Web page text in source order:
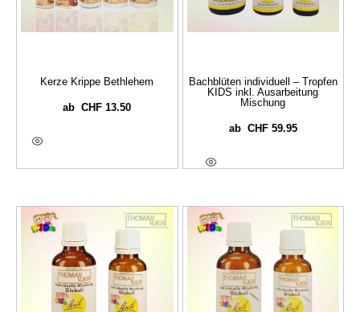
Kerze Krippe Bethlehem
abCHF 13.50
Bachblüten individuell – Tropfen
KIDS inkl. Ausarbeitung
Mischung
ab CHF59.95